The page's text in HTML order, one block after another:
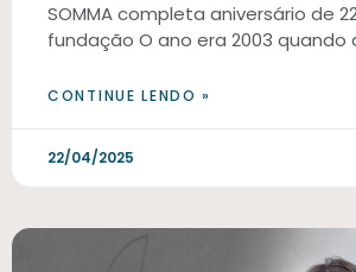
SOMMA completa aniversário de
fundação O ano era 2003 quando
CONTINUE LENDO »
22/04/2025